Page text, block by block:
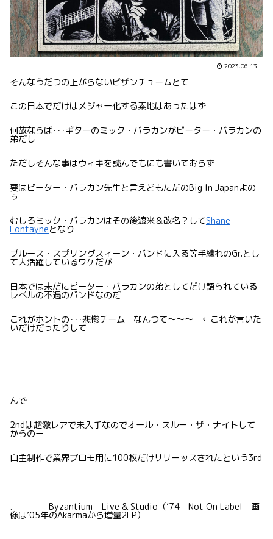
2023.06.13
そんなうだつの上がらないビザンチュームとて
この日本でだけはメジャー化する素地はあったはず
何故ならば･･･ギターのミック・バラカンがピーター・バラカンの
弟だし
ただしそんな事はウィキを読んでもにも書いておらず
要はピーター・バラカン先生と言えどもただのBig In Japanよの
ぅ
むしろミック・バラカンはその後渡米＆改名？してShane
Fontayneとなり
ブルース・スプリングスィーン・バンドに入る等手練れのGr.とし
て大活躍しているワケだが
日本では未だにピーター・バラカンの弟としてだけ語られている
レベルの不遇のバンドなのだ
これがホントの･･･悲惨チーム なんつて〜〜〜 ←これが言いた
いだけだったりして
んで
2ndは超激レアで未入手なのでオール・スルー・ザ・ナイトして
からのー
自主制作で業界プロモ用に100枚だけリリーッスされたという3rd
. Byzantium – Live & Studio（’74 Not On Label 画
像は’05年のAkarmaから増量2LP）